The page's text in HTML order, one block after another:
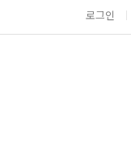
로그인